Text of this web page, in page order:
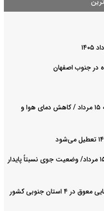
در جنوب اصفهان
پیش بینی هوای مازندران فردا پنجشنبه ۱۵ مرداد / کاهش دمای هوا و
پیش بینی هوای قزوین فردا پنجشنبه ۱۵ مرداد/ وضعیت جوی نسبتاً پایدار
اطلاعیه مهم درباره برگزاری امتحانات نهایی معوق در ۴ استان جنوبی کشور